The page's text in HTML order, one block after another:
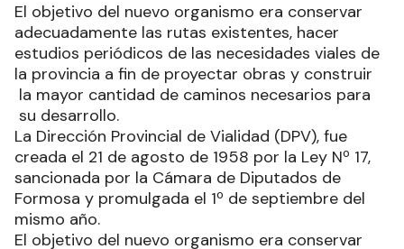
El objetivo del nuevo organismo era conservar
adecuadamente las rutas existentes, hacer
estudios periódicos de las necesidades viales de
la provincia a fin de proyectar obras y construir
la mayor cantidad de caminos necesarios para
su desarrollo.
La Dirección Provincial de Vialidad (DPV), fue
creada el 21 de agosto de 1958 por la Ley Nº 17,
sancionada por la Cámara de Diputados de
Formosa y promulgada el 1º de septiembre del
mismo año.
El objetivo del nuevo organismo era conservar